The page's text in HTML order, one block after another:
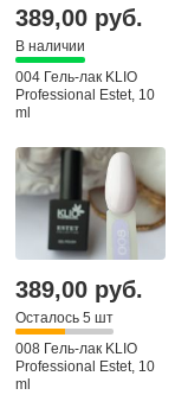
389,00 руб.
В наличии
004 Гель-лак KLIO
Professional Estet, 10
ml
389,00 руб.
Осталось 5 шт
008 Гель-лак KLIO
Professional Estet, 10
ml